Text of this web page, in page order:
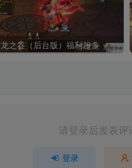
龙之谷（后台版）福利超多
请登录后发表评
登录